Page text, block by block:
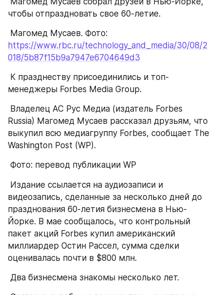
чтобы отпраздновать свое 60-летие.
https://www.rbc.ru/technology_and_media/30/08/2
018/5b87f15b9a7947e6704649d3
менеджеры Forbes Media Group.
Russia) Магомед Мусаев рассказал друзьям, что
выкупил всю медиагруппу Forbes, сообщает The
Washington Post (WP).
Фото: перевод публикации WP
видеозапись, сделанные за несколько дней до
празднования 60-летия бизнесмена в Нью-
Йорке. В мае сообщалось, что контрольный
пакет акций Forbes купил американский
миллиардер Остин Рассел, сумма сделки
оценивалась почти в $800 млн.
Два бизнесмена знакомы несколько лет.